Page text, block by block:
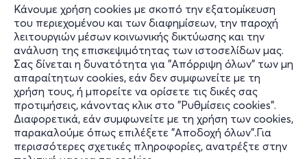
Κάνουμε χρήση cookies με σκοπό την εξατομίκευση
του περιεχομένου και των διαφημίσεων, την παροχή
λειτουργιών μέσων κοινωνικής δικτύωσης και την
ανάλυση της επισκεψιμότητας των ιστοσελίδων μας.
Σας δίνεται η δυνατότητα για "Απόρριψη όλων" των μη
απαραίτητων cookies, εάν δεν συμφωνείτε με τη
χρήση τους, ή μπορείτε να ορίσετε τις δικές σας
προτιμήσεις, κάνοντας κλικ στο "Ρυθμίσεις cookies".
Διαφορετικά, εάν συμφωνείτε με τη χρήση των cookies,
παρακαλούμε όπως επιλέξετε "Αποδοχή όλων".Για
περισσότερες σχετικές πληροφορίες, ανατρέξτε στην
Complimentary
Voucher εγγραφής που
μπορεί να εξαργυρωθεί
σε μία παράσταση και
μόνο μία φορά ανά
έτος. (Ισχύει στις
παραστάσεις με την
αντίστοιχη σήμανση).
Πληροφορίες
Υποστήριξη
Stay Connected